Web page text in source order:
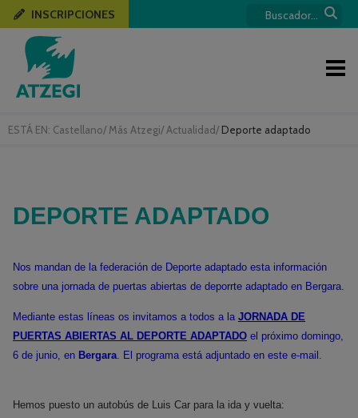
ESTÁ EN: Castellano/ Más Atzegi/ Actualidad/ Deporte adaptado
INSCRIPCIONES
DEPORTE ADAPTADO
Nos mandan de la federación de Deporte adaptado esta información
sobre una jornada de puertas abiertas de deporrte adaptado en Bergara.
Mediante estas líneas os invitamos a todos a la JORNADA DE
PUERTAS ABIERTAS AL DEPORTE ADAPTADO el próximo domingo,
6 de junio, en Bergara. El programa está adjuntado en este e-mail.
Hemos puesto un autobús de Luis Car para la ida y vuelta: